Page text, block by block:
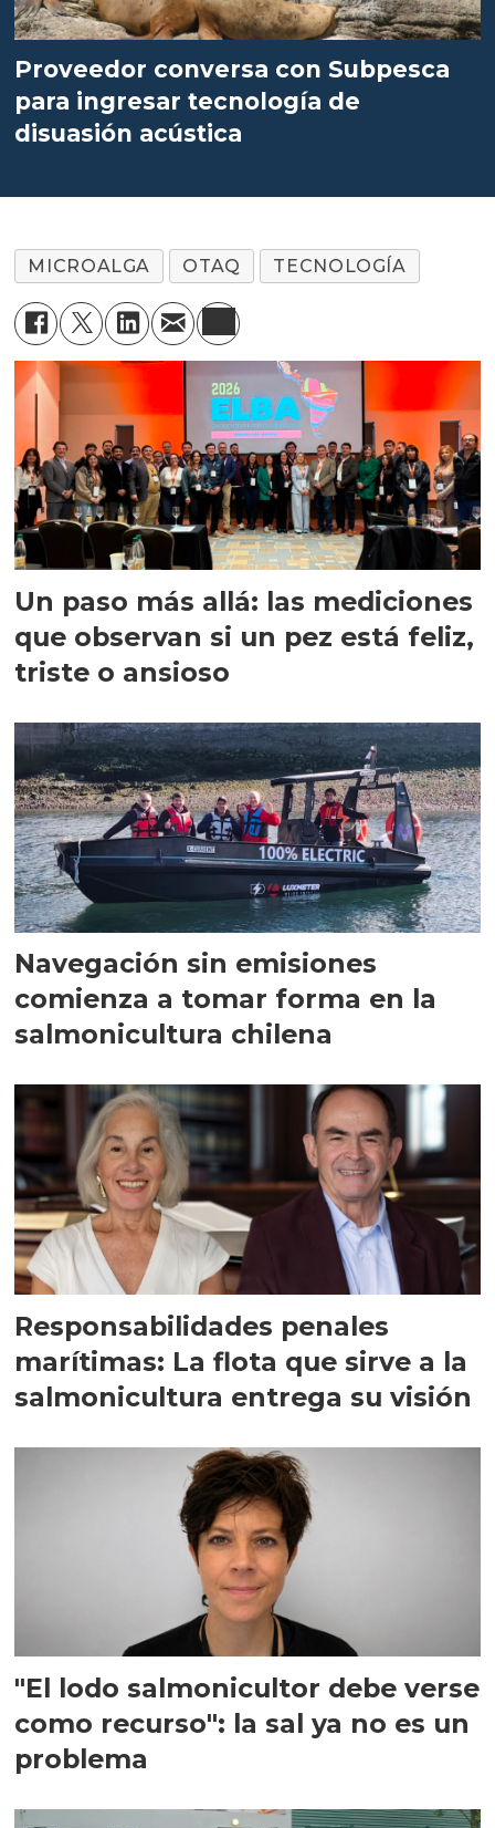
Proveedor conversa con Subpesca
para ingresar tecnología de
disuasión acústica
MICROALGA OTAQ TECNOLOGÍA
Un paso más allá: las mediciones
que observan si un pez está feliz,
triste o ansioso
Navegación sin emisiones
comienza a tomar forma en la
salmonicultura chilena
Responsabilidades penales
marítimas: La flota que sirve a la
salmonicultura entrega su visión
"El lodo salmonicultor debe verse
como recurso": la sal ya no es un
problema